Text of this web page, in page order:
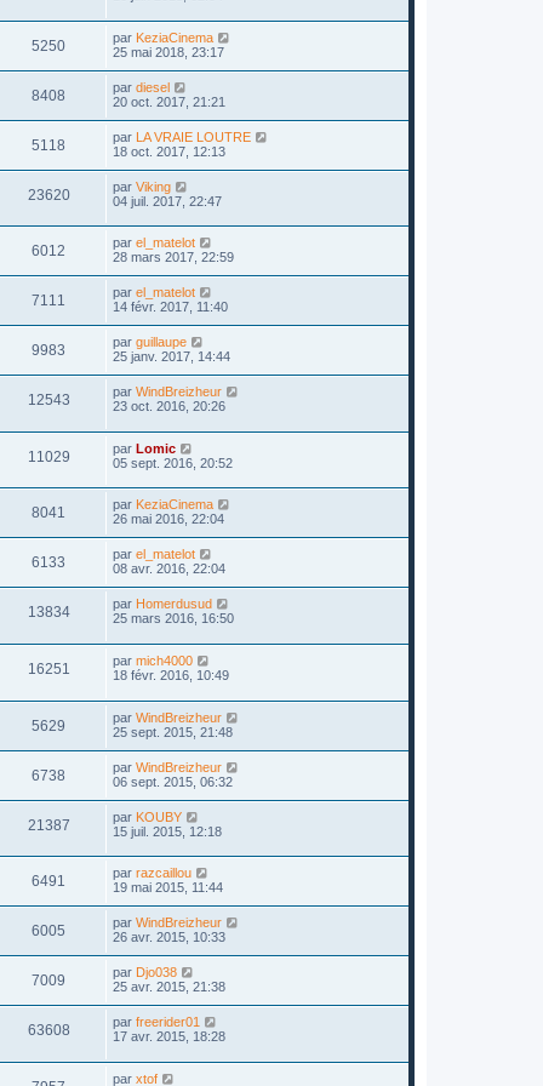
5250 par KeziaCinema
25 mai 2018, 23:17
8408 par diesel
20 oct. 2017, 21:21
5118 par LA VRAIE LOUTRE
18 oct. 2017, 12:13
23620 par Viking
04 juil. 2017, 22:47
6012 par el_matelot
28 mars 2017, 22:59
7111 par el_matelot
14 févr. 2017, 11:40
9983 par guillaupe
25 janv. 2017, 14:44
12543 par WindBreizheur
23 oct. 2016, 20:26
11029 par Lomic
05 sept. 2016, 20:52
8041 par KeziaCinema
26 mai 2016, 22:04
6133 par el_matelot
08 avr. 2016, 22:04
13834 par Homerdusud
25 mars 2016, 16:50
16251 par mich4000
18 févr. 2016, 10:49
5629 par WindBreizheur
25 sept. 2015, 21:48
6738 par WindBreizheur
06 sept. 2015, 06:32
21387 par KOUBY
15 juil. 2015, 12:18
6491 par razcaillou
19 mai 2015, 11:44
6005 par WindBreizheur
26 avr. 2015, 10:33
7009 par Djo038
25 avr. 2015, 21:38
63608 par freerider01
17 avr. 2015, 18:28
par xtof